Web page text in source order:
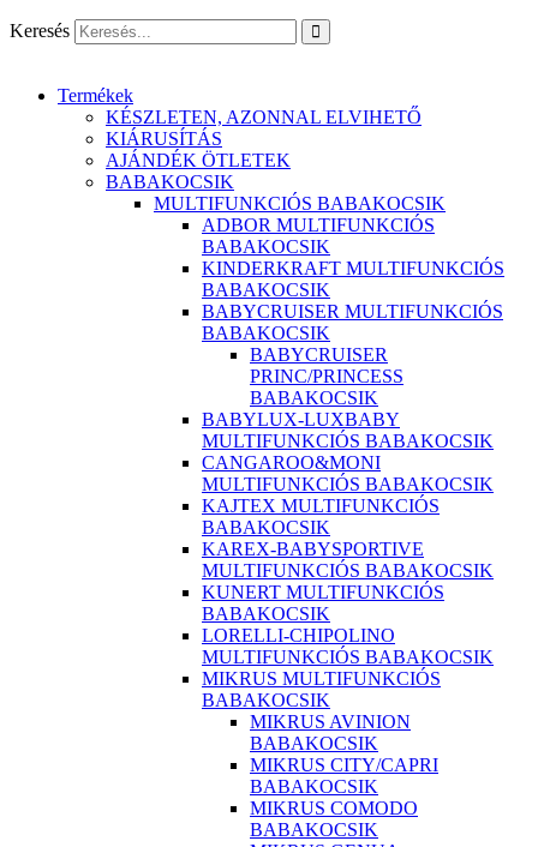
Keresés
Termékek
KÉSZLETEN, AZONNAL ELVIHETŐ
KIÁRUSÍTÁS
AJÁNDÉK ÖTLETEK
BABAKOCSIK
MULTIFUNKCIÓS BABAKOCSIK
ADBOR MULTIFUNKCIÓS
BABAKOCSIK
KINDERKRAFT MULTIFUNKCIÓS
BABAKOCSIK
BABYCRUISER MULTIFUNKCIÓS
BABAKOCSIK
BABYCRUISER
PRINC/PRINCESS
BABAKOCSIK
BABYLUX-LUXBABY
MULTIFUNKCIÓS BABAKOCSIK
CANGAROO&MONI
MULTIFUNKCIÓS BABAKOCSIK
KAJTEX MULTIFUNKCIÓS
BABAKOCSIK
KAREX-BABYSPORTIVE
MULTIFUNKCIÓS BABAKOCSIK
KUNERT MULTIFUNKCIÓS
BABAKOCSIK
LORELLI-CHIPOLINO
MULTIFUNKCIÓS BABAKOCSIK
MIKRUS MULTIFUNKCIÓS
BABAKOCSIK
MIKRUS AVINION
BABAKOCSIK
MIKRUS CITY/CAPRI
BABAKOCSIK
MIKRUS COMODO
BABAKOCSIK